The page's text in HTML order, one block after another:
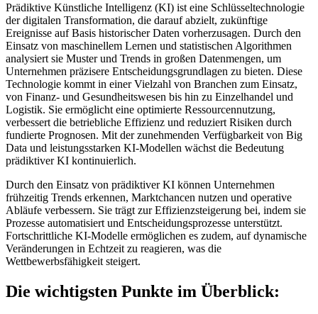
Prädiktive Künstliche Intelligenz (KI) ist eine Schlüsseltechnologie
der digitalen Transformation, die darauf abzielt, zukünftige
Ereignisse auf Basis historischer Daten vorherzusagen. Durch den
Einsatz von maschinellem Lernen und statistischen Algorithmen
analysiert sie Muster und Trends in großen Datenmengen, um
Unternehmen präzisere Entscheidungsgrundlagen zu bieten. Diese
Technologie kommt in einer Vielzahl von Branchen zum Einsatz,
von Finanz- und Gesundheitswesen bis hin zu Einzelhandel und
Logistik. Sie ermöglicht eine optimierte Ressourcennutzung,
verbessert die betriebliche Effizienz und reduziert Risiken durch
fundierte Prognosen. Mit der zunehmenden Verfügbarkeit von Big
Data und leistungsstarken KI-Modellen wächst die Bedeutung
prädiktiver KI kontinuierlich.
Durch den Einsatz von prädiktiver KI können Unternehmen
frühzeitig Trends erkennen, Marktchancen nutzen und operative
Abläufe verbessern. Sie trägt zur Effizienzsteigerung bei, indem sie
Prozesse automatisiert und Entscheidungsprozesse unterstützt.
Fortschrittliche KI-Modelle ermöglichen es zudem, auf dynamische
Veränderungen in Echtzeit zu reagieren, was die
Wettbewerbsfähigkeit steigert.
Die wichtigsten Punkte im Überblick: